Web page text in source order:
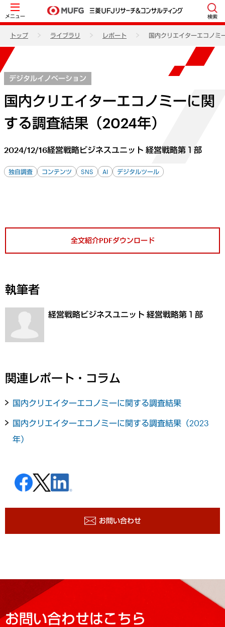
メニュー 検索
トップ ライブラリ レポート 国内クリエイターエコノミ
デジタルイノベーション
国内クリエイターエコノミーに関
する調査結果（2024年）
2024/12/16経営戦略ビジネスユニット 経営戦略第１部
独自調査 コンテンツ SNS AI デジタルツール
全文紹介PDFダウンロード
執筆者
経営戦略ビジネスユニット 経営戦略第１部
関連レポート・コラム
国内クリエイターエコノミーに関する調査結果
国内クリエイターエコノミーに関する調査結果（2023
年）
お問い合わせ
お問い合わせはこちら